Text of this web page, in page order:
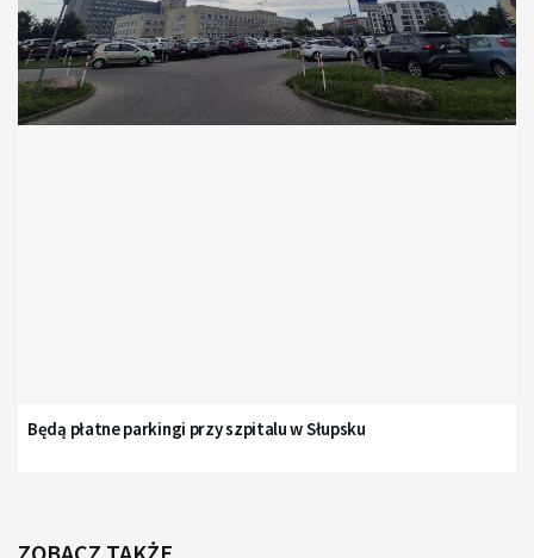
Będą płatne parkingi przy szpitalu w Słupsku